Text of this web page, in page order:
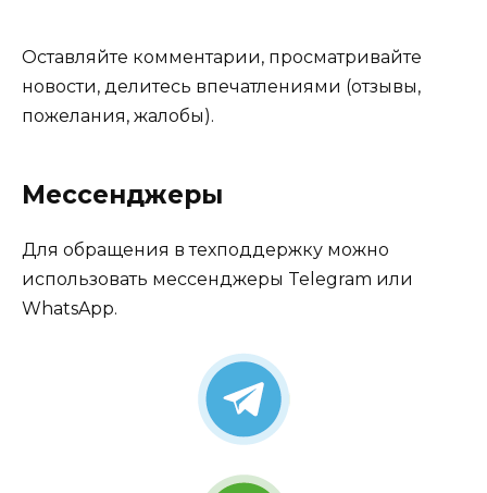
Оставляйте комментарии, просматривайте
новости, делитесь впечатлениями (отзывы,
пожелания, жалобы).
Мессенджеры
Для обращения в техподдержку можно
использовать мессенджеры Telegram или
WhatsApp.